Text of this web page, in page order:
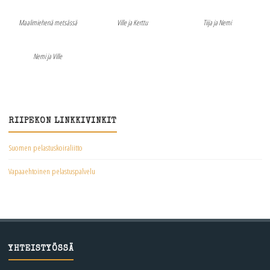
Maalimiehenä metsässä Ville ja Kerttu Tiija ja Nemi
Nemi ja Ville
RIIPEKON LINKKIVINKIT
Suomen pelastuskoiraliitto
Vapaaehtoinen pelastuspalvelu
YHTEISTYÖSSÄ